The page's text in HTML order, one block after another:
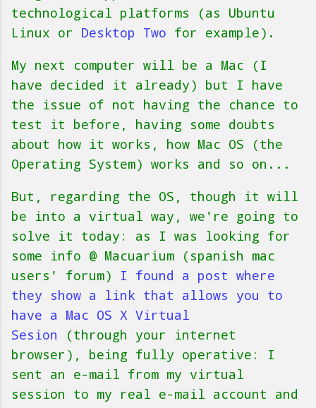
technological platforms (as Ubuntu
Linux or Desktop Two for example).
My next computer will be a Mac (I
have decided it already) but I have
the issue of not having the chance to
test it before, having some doubts
about how it works, how Mac OS (the
Operating System) works and so on...
But, regarding the OS, though it will
be into a virtual way, we're going to
solve it today: as I was looking for
some info @ Macuarium (spanish mac
users' forum) I found a post where
they show a link that allows you to
have a Mac OS X Virtual
Sesion
(through your internet
browser), being fully operative: I
sent an e-mail from my virtual
session to my real e-mail account and